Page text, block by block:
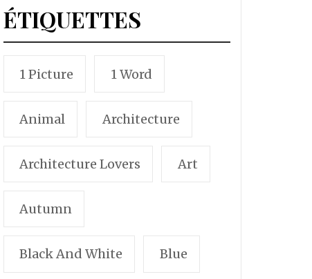
ÉTIQUETTES
1 Picture 1 Word
Animal Architecture
Architecture Lovers Art
Autumn
Black And White Blue